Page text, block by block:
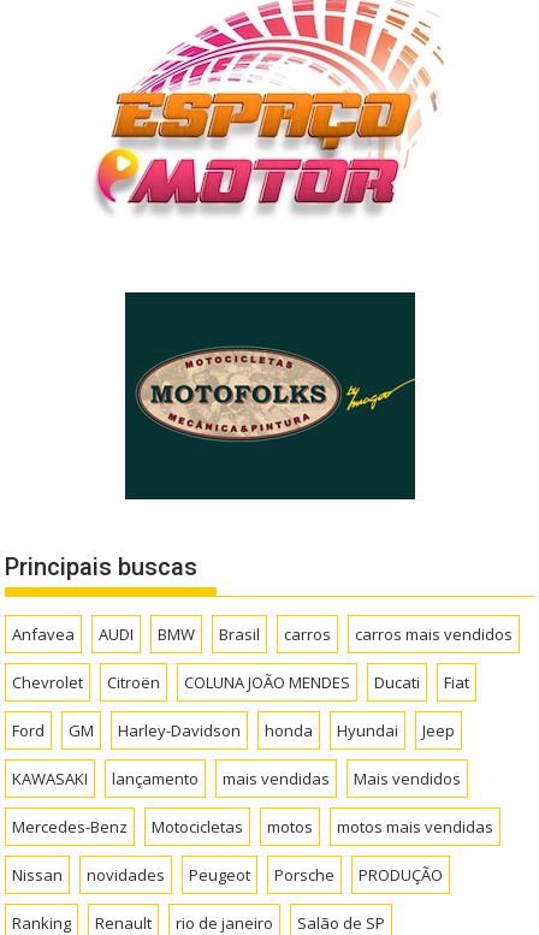
Principais buscas
Anfavea AUDI BMW Brasil carros carros mais vendidos
Chevrolet Citroën COLUNA JOÃO MENDES Ducati Fiat
Ford GM Harley-Davidson honda Hyundai Jeep
KAWASAKI lançamento mais vendidas Mais vendidos
Mercedes-Benz Motocicletas motos motos mais vendidas
Nissan novidades Peugeot Porsche PRODUÇÃO
Ranking Renault rio de janeiro Salão de SP